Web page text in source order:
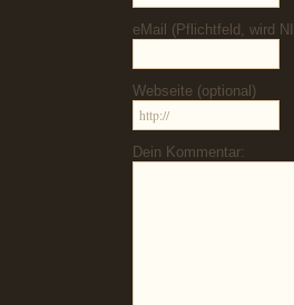
eMail (Pflichtfeld, wird
Webseite (optional)
Dein Kommentar: